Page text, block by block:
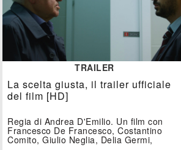
TRAILER
La scelta giusta, il trailer ufficiale
del film [HD]
Regia di Andrea D'Emilio. Un film con
Francesco De Francesco, Costantino
Comito, Giulio Neglia, Delia Germi,